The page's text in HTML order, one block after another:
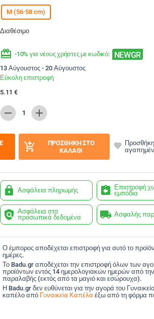
M (56-58 cm)
Διαθέσιμο
redeem -10% για νέους χρήστες με κωδικό: NEWGR
13 Αύγουστος - 20 Αύγουστος
Εύκολη επιστροφή
5.11 €
remove 1 add
add_shopping_cart
ΠΡΟΣΘΉΚΗ ΣΤΟ
ΚΑΛΆΘΙ
favorite
lock Ασφάλεια πληρωμής assignment_return Επιστροφή
εμπόδια
policy Ασφάλεια στα
προσωπικά δεδομένα
local_shipping Ασφαλής
Ο έμπορος αποδέχεται επιστροφή για αυτό το
ημέρες.
Το Badu.gr αποδέχεται την επιστροφή όλων των
προϊόντων εντός 14 ημερολογιακών ημερών από
παραλαβής (εκτός από τα μαγιό και εσώρουχα).
Η Badu.gr δεν ευθύνεται για την αγορά του
καπέλο από Γυναικεία Καπέλα έξω από τη φόρμα